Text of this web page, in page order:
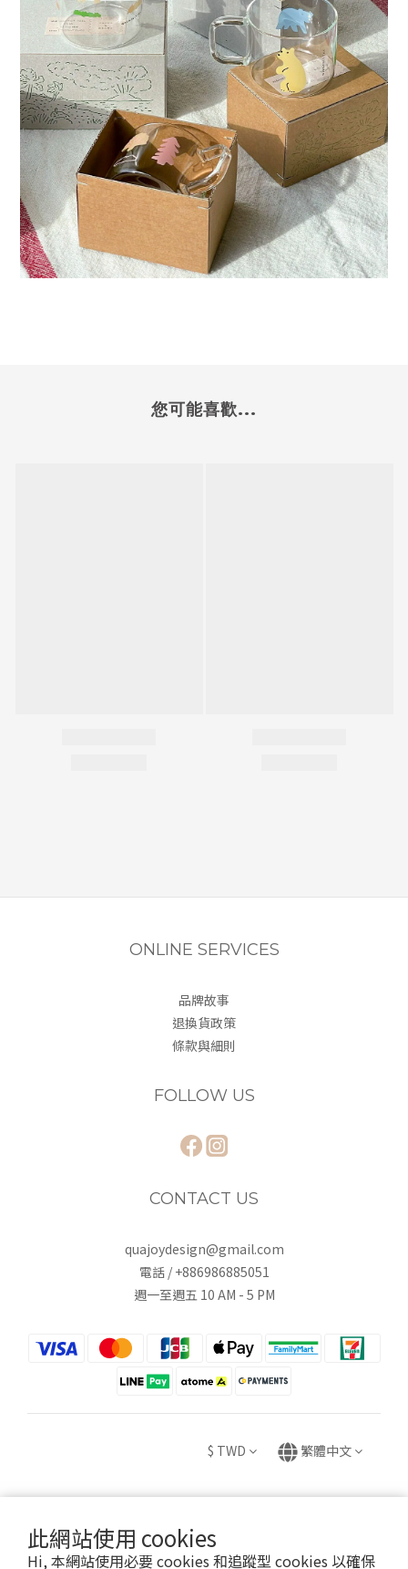
此網站使用 cookies
Hi, 本網站使用必要 cookies 和追蹤型 cookies 以確保
您可能喜歡...
ONLINE SERVICES
品牌故事
退換貨政策
條款與細則
FOLLOW US
CONTACT US
quajoydesign@gmail.com
電話 / +886986885051
週一至週五 10 AM - 5 PM
$ TWD 繁體中文
Copyright © 2020 HUEI YING INTERNATIONAL TRADE CO., LTD.